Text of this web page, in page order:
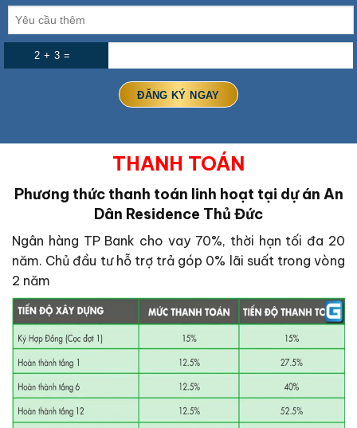
2 + 3 =
THANH TOÁN
Phương thức thanh toán linh hoạt tại dự án An
Dân Residence Thủ Đức
Ngân hàng TP Bank cho vay 70%, thời hạn tối đa 20
năm. Chủ đầu tư hỗ trợ trả góp 0% lãi suất trong vòng
2 năm